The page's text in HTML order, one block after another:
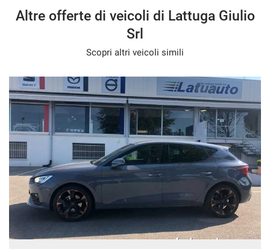
Altre offerte di veicoli di Lattuga Giulio
Srl
Scopri altri veicoli simili